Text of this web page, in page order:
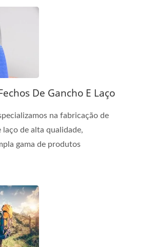
De Gancho E Laço
na fabricação de
laço de alta qualidade,
gama de produtos